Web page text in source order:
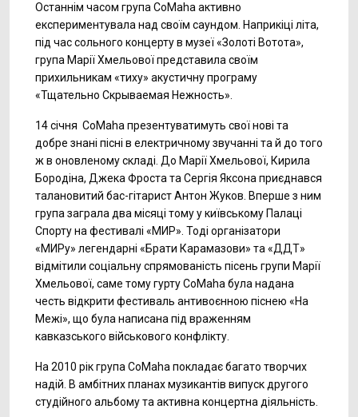
Останнім часом група CoMaha активно
експериментувала над своїм саундом. Наприкіці літа,
під час сольного концерту в музеї «Золоті Вотота»,
група Марії Хмельової представила своїм
прихильникам «тиху» акустичну програму
«Тщательно Скрываемая Нежность».
14 січня CoMaha презентуватимуть свої нові та
добре знані пісні в електричному звучанні та й до того
ж в оновленому складі. До Марії Хмельової, Кирила
Бородіна, Джека Фроста та Сергія Яксона приєднався
талановитий бас-гітарист Антон Жуков. Вперше з ним
група заграла два місяці тому у київському Палаці
Спорту на фестивалі «МИР». Тоді організатори
«МИРу» легендарні «Брати Карамазови» та «ДДТ»
відмітили соціальну спрямованість пісень групи Марії
Хмельової, саме тому гурту CoMaha була надана
честь відкрити фестиваль антивоєнною піснею «На
Межі», що була написана під враженням
кавказського військового конфлікту.
На 2010 рік група CoMaha покладає багато творчих
надій. В амбітних планах музикантів випуск другого
студійного альбому та активна концертна діяльність.